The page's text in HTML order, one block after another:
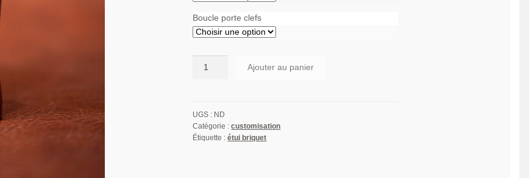
Boucle porte clefs
[étui
briquet
BIC]
Ajouter au panier
UGS : ND
Catégorie :customisation
Étiquette :étui briquet